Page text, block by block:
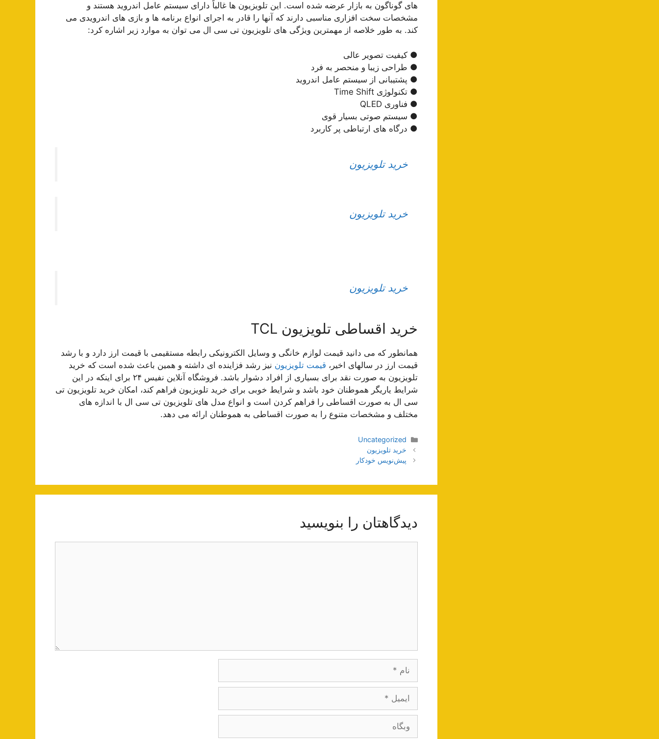
های گوناگون به بازار عرضه شده است. این تلویزیون ها غالباً دارای سیستم عامل اندروید هستند و
مشخصات سخت افزاری مناسبی دارند که آنها را قادر به اجرای انواع برنامه ها و بازی های اندرویدی می
کند. به طور خلاصه از مهمترین ویژگی های تلویزیون تی سی ال می توان به موارد زیر اشاره کرد:
● کیفیت تصویر عالی
● طراحی زیبا و منحصر به فرد
● پشتیبانی از سیستم عامل اندروید
● تکنولوژی Time Shift
● فناوری QLED
● سیستم صوتی بسیار قوی
● درگاه های ارتباطی پر کاربرد
خرید تلویزیون
خرید تلویزیون
خرید تلویزیون
خرید اقساطی تلویزیون TCL
همانطور که می دانید قیمت لوازم خانگی و وسایل الکترونیکی رابطه مستقیمی با قیمت ارز دارد و با رشد
قیمت ارز در سالهای اخیر، قیمت تلویزیون نیز رشد فزاینده ای داشته و همین باعث شده است که خرید
تلویزیون به صورت نقد برای بسیاری از افراد دشوار باشد. فروشگاه آنلاین نفیس ۲۴ برای اینکه در این
شرایط یاریگر هموطنان خود باشد و شرایط خوبی برای خرید تلویزیون فراهم کند، امکان خرید تلویزیون تی
سی ال به صورت اقساطی را فراهم کردن است و انواع مدل های تلویزیون تی سی ال با اندازه های
مختلف و مشخصات متنوع را به صورت اقساطی به هموطنان ارائه می دهد.
دسته‌ها
Uncategorized
ناوبری
نوشته‌ها
خرید تلویزیون
پیش‌نویس خودکار
دیدگاهتان را بنویسید
ایمیل
وبگاه